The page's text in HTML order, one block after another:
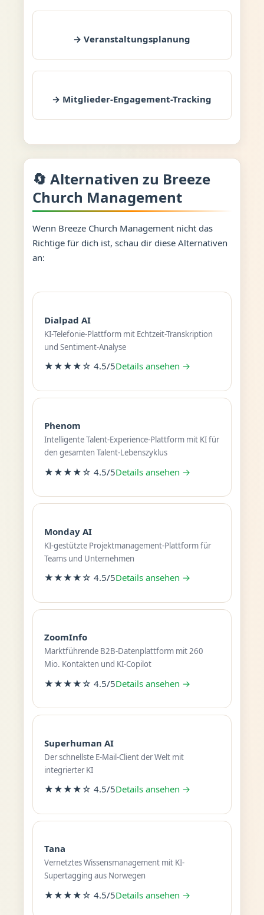
→ Veranstaltungsplanung
→ Mitglieder-Engagement-Tracking
🔄 Alternativen zu Breeze
Church Management
Wenn Breeze Church Management nicht das
Richtige für dich ist, schau dir diese Alternativen
an:
Dialpad AI
KI-Telefonie-Plattform mit Echtzeit-Transkription
und Sentiment-Analyse
★★★★☆ 4.5/5Details ansehen →
Phenom
Intelligente Talent-Experience-Plattform mit KI für
den gesamten Talent-Lebenszyklus
★★★★☆ 4.5/5Details ansehen →
Monday AI
KI-gestützte Projektmanagement-Plattform für
Teams und Unternehmen
★★★★☆ 4.5/5Details ansehen →
ZoomInfo
Marktführende B2B-Datenplattform mit 260
Mio. Kontakten und KI-Copilot
★★★★☆ 4.5/5Details ansehen →
Superhuman AI
Der schnellste E-Mail-Client der Welt mit
integrierter KI
★★★★☆ 4.5/5Details ansehen →
Tana
Vernetztes Wissensmanagement mit KI-
Supertagging aus Norwegen
★★★★☆ 4.5/5Details ansehen →